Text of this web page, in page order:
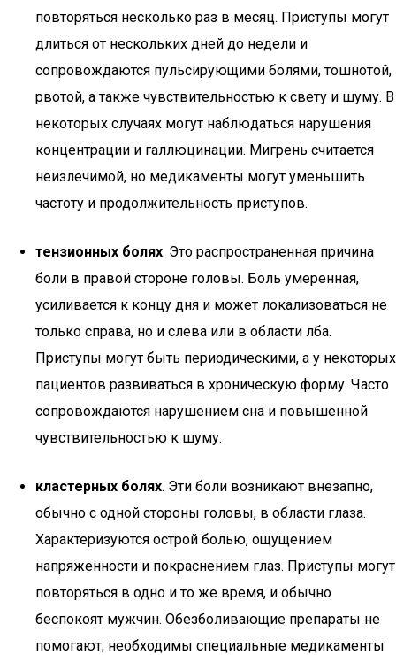
повторяться несколько раз в месяц. Приступы могут
длиться от нескольких дней до недели и
сопровождаются пульсирующими болями, тошнотой,
рвотой, а также чувствительностью к свету и шуму. В
некоторых случаях могут наблюдаться нарушения
концентрации и галлюцинации. Мигрень считается
неизлечимой, но медикаменты могут уменьшить
частоту и продолжительность приступов.
тензионных болях. Это распространенная причина
боли в правой стороне головы. Боль умеренная,
усиливается к концу дня и может локализоваться не
только справа, но и слева или в области лба.
Приступы могут быть периодическими, а у некоторых
пациентов развиваться в хроническую форму. Часто
сопровождаются нарушением сна и повышенной
чувствительностью к шуму.
кластерных болях. Эти боли возникают внезапно,
обычно с одной стороны головы, в области глаза.
Характеризуются острой болью, ощущением
напряженности и покраснением глаз. Приступы могут
повторяться в одно и то же время, и обычно
беспокоят мужчин. Обезболивающие препараты не
помогают; необходимы специальные медикаменты